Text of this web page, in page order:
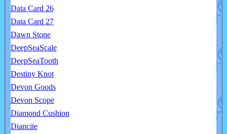
Data Card 26
Data Card 27
Dawn Stone
DeepSeaScale
DeepSeaTooth
Destiny Knot
Devon Goods
Devon Scope
Diamond Cushion
Diancite